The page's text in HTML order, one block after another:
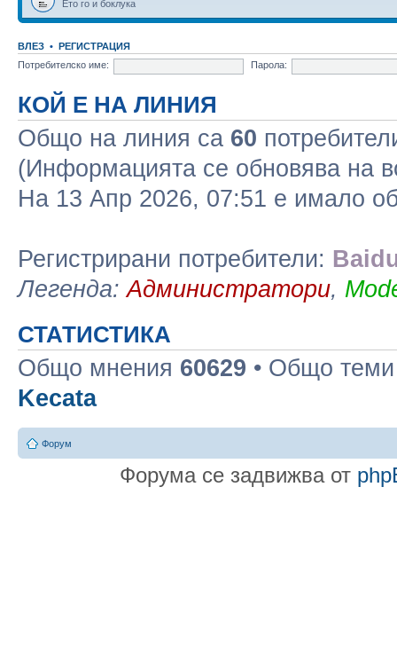
Ето го и боклука
ВЛЕЗ • РЕГИСТРАЦИЯ
Потребителско име:
Парола:
КОЙ Е НА ЛИНИЯ
Общо на линия са 60
(Информацията се обновява на
На 13 Апр 2026, 07:51 е имало
Регистрирани потребители:
Легенда:Администратори,
СТАТИСТИКА
Общо мнения 60629 • Общо
Kecata
Форум
Форума се задвижва от